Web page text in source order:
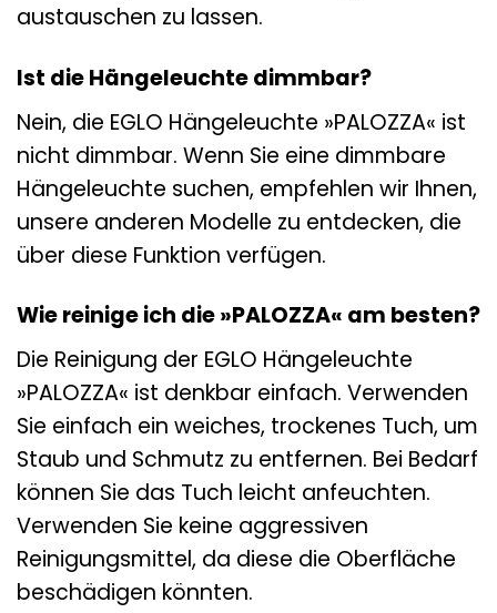
austauschen zu lassen.
Ist die Hängeleuchte dimmbar?
Nein, die EGLO Hängeleuchte »PALOZZA« ist
nicht dimmbar. Wenn Sie eine dimmbare
Hängeleuchte suchen, empfehlen wir Ihnen,
unsere anderen Modelle zu entdecken, die
über diese Funktion verfügen.
Wie reinige ich die »PALOZZA« am besten?
Die Reinigung der EGLO Hängeleuchte
»PALOZZA« ist denkbar einfach. Verwenden
Sie einfach ein weiches, trockenes Tuch, um
Staub und Schmutz zu entfernen. Bei Bedarf
können Sie das Tuch leicht anfeuchten.
Verwenden Sie keine aggressiven
Reinigungsmittel, da diese die Oberfläche
beschädigen könnten.